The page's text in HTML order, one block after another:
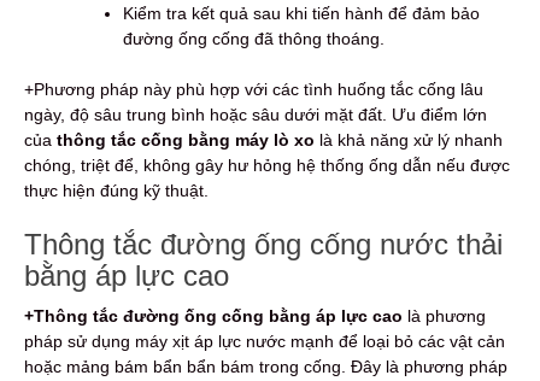
Kiểm tra kết quả sau khi tiến hành để đảm bảo
đường ống cống đã thông thoáng.
+Phương pháp này phù hợp với các tình huống tắc cống lâu
ngày, độ sâu trung bình hoặc sâu dưới mặt đất. Ưu điểm lớn
của thông tắc cống bằng máy lò xo là khả năng xử lý nhanh
chóng, triệt để, không gây hư hỏng hệ thống ống dẫn nếu được
thực hiện đúng kỹ thuật.
Thông tắc đường ống cống nước thải
bằng áp lực cao
+Thông tắc đường ống cống bằng áp lực cao là phương
pháp sử dụng máy xịt áp lực nước mạnh để loại bỏ các vật cản
hoặc mảng bám bẩn bẩn bám trong cống. Đây là phương pháp